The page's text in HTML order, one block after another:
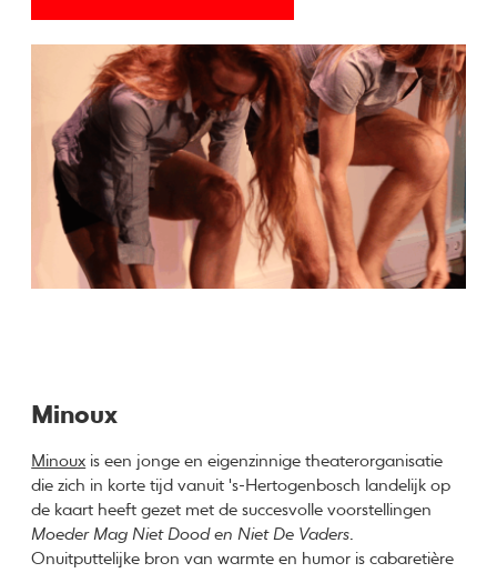
Minoux
Minoux is een jonge en eigenzinnige theaterorganisatie
die zich in korte tijd vanuit 's-Hertogenbosch landelijk op
de kaart heeft gezet met de succesvolle voorstellingen
Moeder Mag Niet Dood en Niet De Vaders
Onuitputtelijke bron van warmte en humor is cabaretière